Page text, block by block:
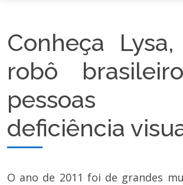
Conheça
robô
pessoas
deficiência
O ano de 2011 foi de grandes